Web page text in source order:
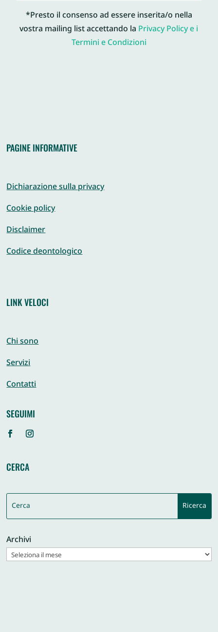
*Presto il consenso ad essere inserita/o nella
vostra mailing list accettando laPrivacy Policy e i
Termini e Condizioni
PAGINE INFORMATIVE
Dichiarazione sulla privacy
Cookie policy
Disclaimer
Codice deontologico
LINK VELOCI
Chi sono
Servizi
Contatti
SEGUIMI
CERCA
Archivi